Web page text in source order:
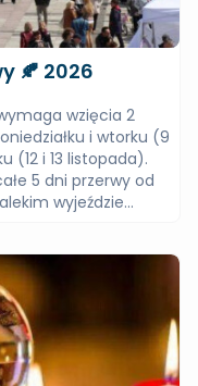
🍂 2026
wzięcia 2
i wtorku (9
(12 i 13 listopada).
5 dni przerwy od
wyjeździe...